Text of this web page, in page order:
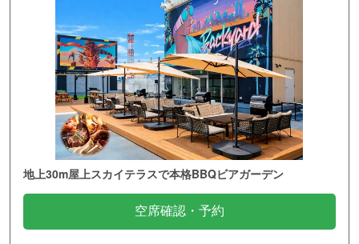
地上30m屋上スカイテラスで本格BBQビアガーデン
空席確認・予約